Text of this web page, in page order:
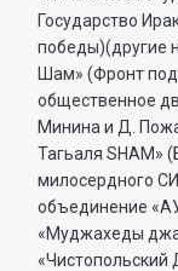
Государство
победы)(другие
Шам» (Фронт
общественное
Минина и Д.
Тагьаля SHAM»
милосердного
объединение
«Муджахеды
«Чистопольский